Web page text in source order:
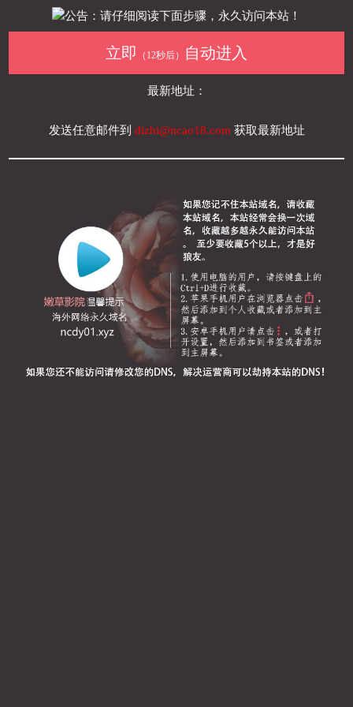
公告：请仔细阅读下面步骤，永久访问本站！
立即 （12秒后） 自动进入
最新地址：
发送任意邮件到 dizhi@ncao18.com 获取最新地址